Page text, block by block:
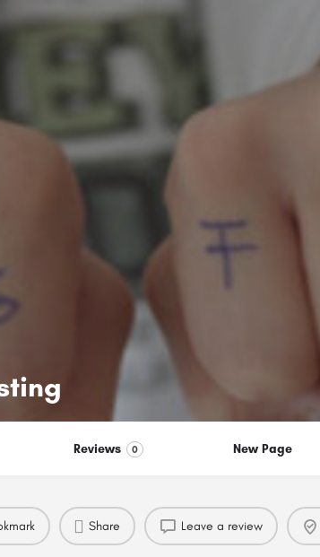
Reviews 0 New Page
Share Leave a review